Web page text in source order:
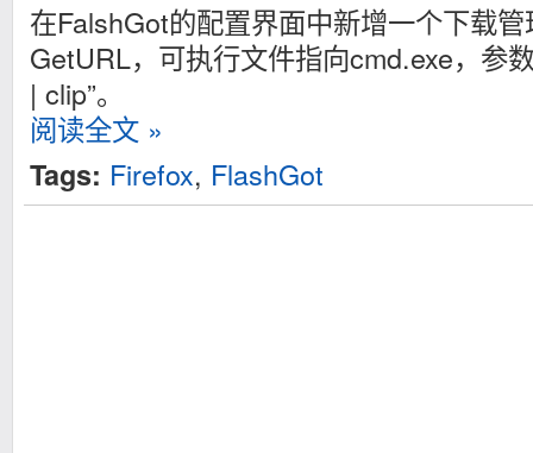
在FalshGot的配置界面中新增一个下载
GetURL，可执行文件指向cmd.exe，参
| clip”。
阅读全文 »
Tags: Firefox, FlashGot